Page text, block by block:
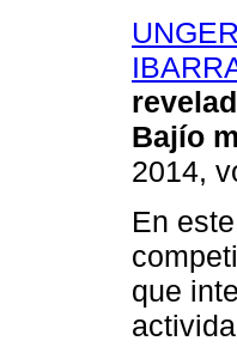
Bajío
2014,
En
que